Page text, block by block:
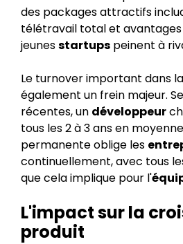
des packages attractifs
télétravail total et avantages
jeunesstartups peinent à
Le turnover important dans la
également un frein majeur.
récentes, un développeur
tous les 2 à 3 ans en
permanente oblige les
continuellement, avec tous
que cela implique pour l'
L'impact sur la
produit